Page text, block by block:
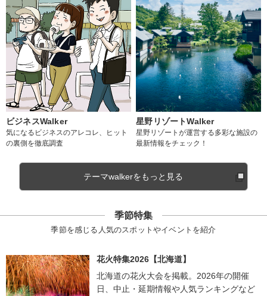
ビジネスWalker
気になるビジネスのアレコレ、ヒット
の裏側を徹底調査
星野リゾートWalker
星野リゾートが運営する多彩な施設の
最新情報をチェック！
テーマwalkerをもっと見る
季節特集
季節を感じる人気のスポットやイベントを紹介
花火特集2026【北海道】
北海道の花火大会を掲載。2026年の開催
日、中止・延期情報や人気ランキングなど